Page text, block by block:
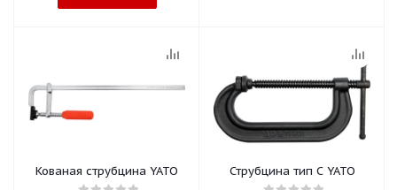
Кованая струбцина YATO Струбцина тип С YATO